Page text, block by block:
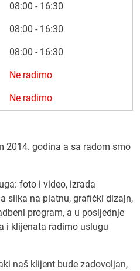
2014. godina a sa radom smo
foto i video, izrada
slika na platnu, grafički dizajn,
program, a u posljednje
i klijenata radimo uslugu
naš klijent bude zadovoljan,
08:00 - 16:30
08:00 - 16:30
08:00 - 16:30
Ne radimo
Ne radimo